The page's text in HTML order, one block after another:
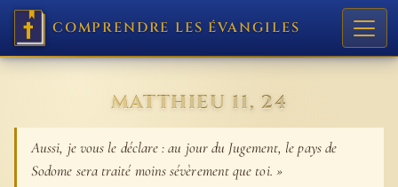
COMPRENDRE LES ÉVANGILES
MATTHIEU 11, 24
Aussi, je vous le déclare : au jour du Jugement, le pays de
Sodome sera traité moins sévèrement que toi. »